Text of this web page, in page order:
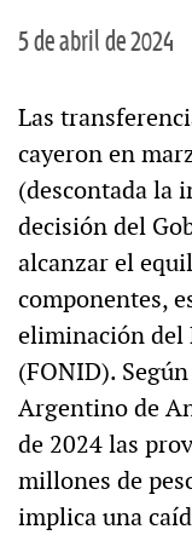
5 de abril de 2024
Las
cayeron en
(descontada la
decisión del
alcanzar el
componentes,
eliminación del
(FONID).
Argentino de
de 2024 las
millones de
implica una